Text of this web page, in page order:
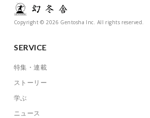
Copyright © 2026 Gentosha Inc. All rights reserved.
SERVICE
特集・連載
ストーリー
学ぶ
ニュース